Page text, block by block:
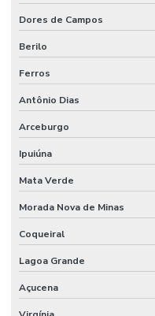
Dores de Campos
Berilo
Ferros
Antônio Dias
Arceburgo
Ipuiúna
Mata Verde
Morada Nova de Minas
Coqueiral
Lagoa Grande
Açucena